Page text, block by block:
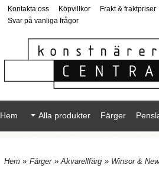
Kontakta oss Köpvillkor Frakt & fraktpriser
Svar på vanliga frågor
Hem Alla produkter Färger
Hem » Färger »Akvarellfärg » Winsor &